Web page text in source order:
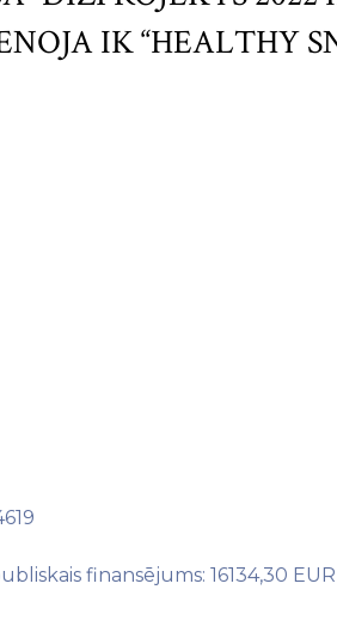
IK “HEALTHY
finansējums: 16134,30 EUR